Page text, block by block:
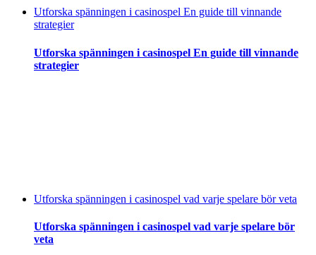
Utforska spänningen i casinospel En guide till vinnande
strategier
Utforska spänningen i casinospel En guide till vinnande
strategier
Utforska spänningen i casinospel vad varje spelare bör veta
Utforska spänningen i casinospel vad varje spelare bör
veta